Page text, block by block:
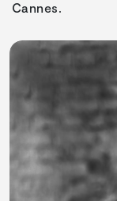
Cannes.